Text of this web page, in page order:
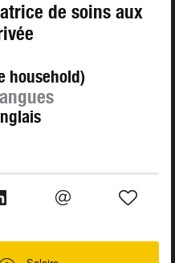
de soins aux
household)